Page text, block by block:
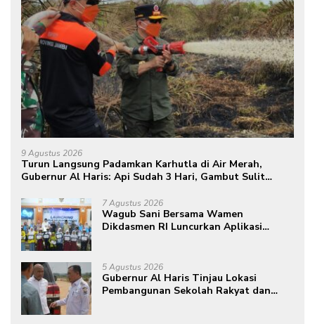
9 Agustus 2026
Turun Langsung Padamkan Karhutla di Air Merah,
Gubernur Al Haris: Api Sudah 3 Hari, Gambut Sulit
7 Agustus 2026
Wagub Sani Bersama Wamen
Dikdasmen RI Luncurkan Aplikasi
5 Agustus 2026
Gubernur Al Haris Tinjau Lokasi
Pembangunan Sekolah Rakyat dan